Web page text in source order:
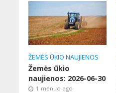
ŽEMĖS ŪKIO NAUJIENOS
Žemės ūkio
naujienos: 2026-06-30
1 mėnuo ago